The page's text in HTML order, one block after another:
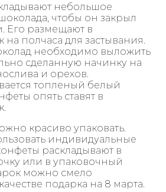
небольшое
чтобы он закрыл
Его размещают в
на полчаса для застывания.
необходимо выложить
сделанную начинку на
и орехов.
топленый белый
опять ставят в
красиво упаковать.
индивидуальные
раскладывают в
или в упаковочный
можно смело
подарка на 8 марта.